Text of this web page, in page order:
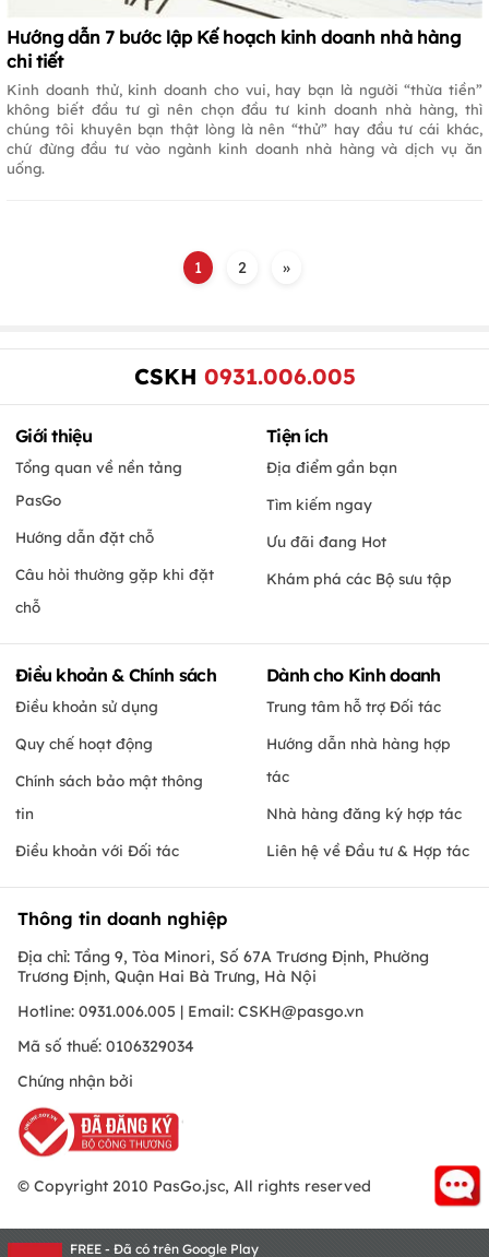
Hướng dẫn 7 bước lập Kế hoạch kinh doanh nhà hàng
chi tiết
Kinh doanh thử, kinh doanh cho vui, hay bạn là người “thừa tiền”
không biết đầu tư gì nên chọn đầu tư kinh doanh nhà hàng, thì
chúng tôi khuyên bạn thật lòng là nên “thử” hay đầu tư cái khác,
chứ đừng đầu tư vào ngành kinh doanh nhà hàng và dịch vụ ăn
uống.
1 2 »
CSKH 0931.006.005
Giới thiệu
Tổng quan về nền tảng
PasGo
Hướng dẫn đặt chỗ
Câu hỏi thường gặp khi đặt
chỗ
Tiện ích
Địa điểm gần bạn
Tìm kiếm ngay
Ưu đãi đang Hot
Khám phá các Bộ sưu tập
Điều khoản & Chính sách
Điều khoản sử dụng
Quy chế hoạt động
Chính sách bảo mật thông
tin
Điều khoản với Đối tác
Dành cho Kinh doanh
Trung tâm hỗ trợ Đối tác
Hướng dẫn nhà hàng hợp
tác
Nhà hàng đăng ký hợp tác
Liên hệ về Đầu tư & Hợp tác
Thông tin doanh nghiệp
Địa chỉ: Tầng 9, Tòa Minori, Số 67A Trương Định, Phường
Trương Định, Quận Hai Bà Trưng, Hà Nội
Hotline: 0931.006.005 | Email: CSKH@pasgo.vn
Mã số thuế: 0106329034
Chứng nhận bởi
© Copyright 2010 PasGo.jsc, All rights reserved
FREE - Đã có trên Google Play